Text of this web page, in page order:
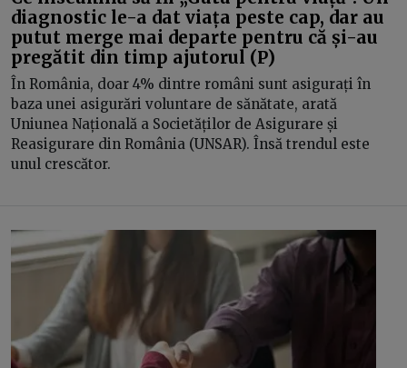
diagnostic le-a dat viața peste cap, dar au
putut merge mai departe pentru că și-au
pregătit din timp ajutorul (P)
În România, doar 4% dintre români sunt asigurați în
baza unei asigurări voluntare de sănătate, arată
Uniunea Națională a Societăților de Asigurare și
Reasigurare din România (UNSAR). Însă trendul este
unul crescător.